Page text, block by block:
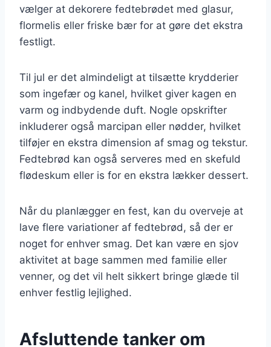
vælger at dekorere fedtebrødet med glasur,
flormelis eller friske bær for at gøre det ekstra
festligt.
Til jul er det almindeligt at tilsætte krydderier
som ingefær og kanel, hvilket giver kagen en
varm og indbydende duft. Nogle opskrifter
inkluderer også marcipan eller nødder, hvilket
tilføjer en ekstra dimension af smag og tekstur.
Fedtebrød kan også serveres med en skefuld
flødeskum eller is for en ekstra lækker dessert.
Når du planlægger en fest, kan du overveje at
lave flere variationer af fedtebrød, så der er
noget for enhver smag. Det kan være en sjov
aktivitet at bage sammen med familie eller
venner, og det vil helt sikkert bringe glæde til
enhver festlig lejlighed.
Afsluttende tanker om